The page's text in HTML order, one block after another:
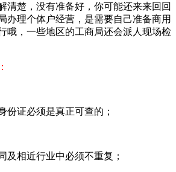
清楚，没有准备好，你可能还来来回回
办理个体户经营，是需要自己准备商用
哦，一些地区的工商局还会派人现场检
份证必须是真正可查的；
及相近行业中必须不重复；